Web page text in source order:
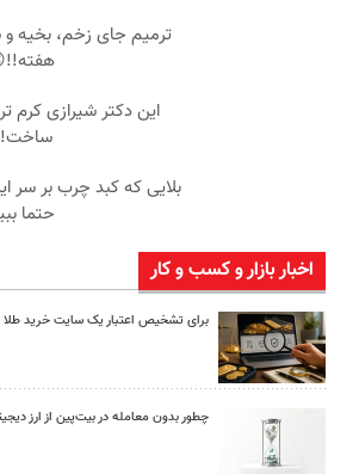
این دکتر شیرازی کرم
بلایی که کبد چرب بر سر
حتما
اخبار بازار و کسب و کار
برای تشخیص اعتبار یک سایت خرید طلا
چطور بدون معامله در بیت‌پین از ارز